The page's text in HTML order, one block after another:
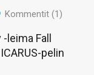
Kommentit (1)
Fall
pelin